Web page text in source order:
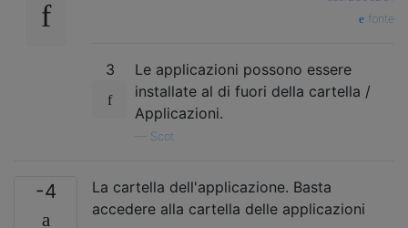
fonte
3
Le applicazioni possono essere
installate al di fuori della cartella /
Applicazioni.
Scot
-4
La cartella dell'applicazione. Basta
accedere alla cartella delle applicazioni